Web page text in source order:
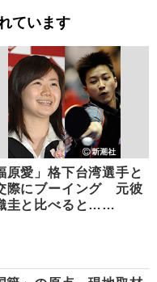
ています
原愛」格下台湾選手と
際にブーイング 元彼
圭と比べると……